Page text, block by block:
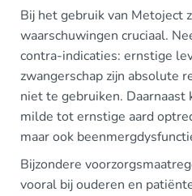
Bij het gebruik van Metoject
waarschuwingen cruciaal.
contra-indicaties: ernstige
zwangerschap zijn absolute
niet te gebruiken. Daarnaast
milde tot ernstige aard
maar ook
Bijzondere
vooral bij ouderen en